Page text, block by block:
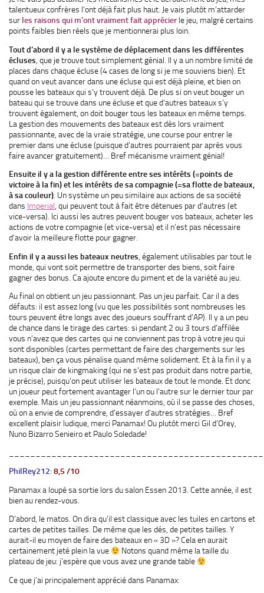
talentueux confrères l’ont déjà fait plus haut. Je vais plutôt m’attarder
sur les raisons qui m’ont vraiment fait apprécier le jeu, malgré certains
points faibles bien réels que je mentionnerai plus loin.
Tout d’abord il y a le système de déplacement dans les différentes
écluses , que je trouve tout simplement génial. Il y a un nombre limité de
places dans chaque écluse (4 cases de long si je me souviens bien). Et
quand on veut avancer dans une écluse qui est déjà pleine, et bien on
pousse les bateaux qui s’y trouvent déjà. De plus si on veut bouger un
bateau qui se trouve dans une écluse et que d’autres bateaux s’y
trouvent également, on doit bouger tous les bateaux en même temps.
La gestion des mouvements des bateaux est dès lors vraiment
passionnante, avec de la vraie stratégie, une course pour entrer le
premier dans une écluse (puisque d’autres pourraient par après vous
faire avancer gratuitement)… Bref mécanisme vraiment génial!
Ensuite il y a la gestion différente entre ses intérêts (=points de
victoire à la fin) et les intérêts de sa compagnie (=sa flotte de bateaux,
à sa couleur). Un système un peu similaire aux actions de sa société
dans Imperial, qui peuvent tout à fait être détenues par d’autres (et
vice-versa). Ici aussi les autres peuvent bouger vos bateaux, acheter les
actions de votre compagnie (et vice-versa) et il n’est pas nécessaire
d’avoir la meilleure flotte pour gagner.
Enfin il y a aussi les bateaux neutres , également utilisables par tout le
monde, qui vont soit permettre de transporter des biens, soit faire
gagner des bonus. Ca ajoute encore du piment et de la variété au jeu.
Au final on obtient un jeu passionnant. Pas un jeu parfait. Car il a des
défauts: il est assez long (vu que les possibilités sont nombreuses les
tours peuvent être longs avec des joueurs souffrant d’AP). Il y a un peu
de chance dans le tirage des cartes: si pendant 2 ou 3 tours d’affilée
vous n’avez que des cartes qui ne conviennent pas trop à votre jeu qui
sont disponibles (cartes permettant de faire des chargements sur les
bateaux), ben ça vous pénalise quand même solidement. Et à la fin il y a
un risque clair de kingmaking (qui ne s’est pas produit dans notre partie,
je précise), puisqu’on peut utiliser les bateaux de tout le monde. Et donc
un joueur peut fortement avantager l’un ou l’autre sur le dernier tour par
exemple. Mais un jeu passionnant néanmoins, où il se passe des choses,
où on a envie de comprendre, d’essayer d’autres stratégies… Bref
excellent plaisir ludique, merci Panamax! Ou plutôt merci Gil d’Orey,
Nuno Bizarro Senieiro et Paulo Soledade!
PhilRey212: 8,5 /10
Panamax a loupé sa sortie lors du salon Essen 2013. Cette année, il est
bien au rendez-vous.
D’abord, le matos. On dira qu’il est classique avec les tuiles en cartons et
cartes de petites tailles. De même que les dés, de petites tailles. Y
aurait-il eu moyen de faire des bateaux en « 3D »? Cela en aurait
certainement jeté plein la vue
Notons quand même la taille du
plateau de jeu: j’espère que vous avez une grande table
Ce que j’ai principalement apprécié dans Panamax: